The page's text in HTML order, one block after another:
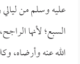
عليه وسلم من
السبع؛ لأنها
الله عنه وأرضاه،